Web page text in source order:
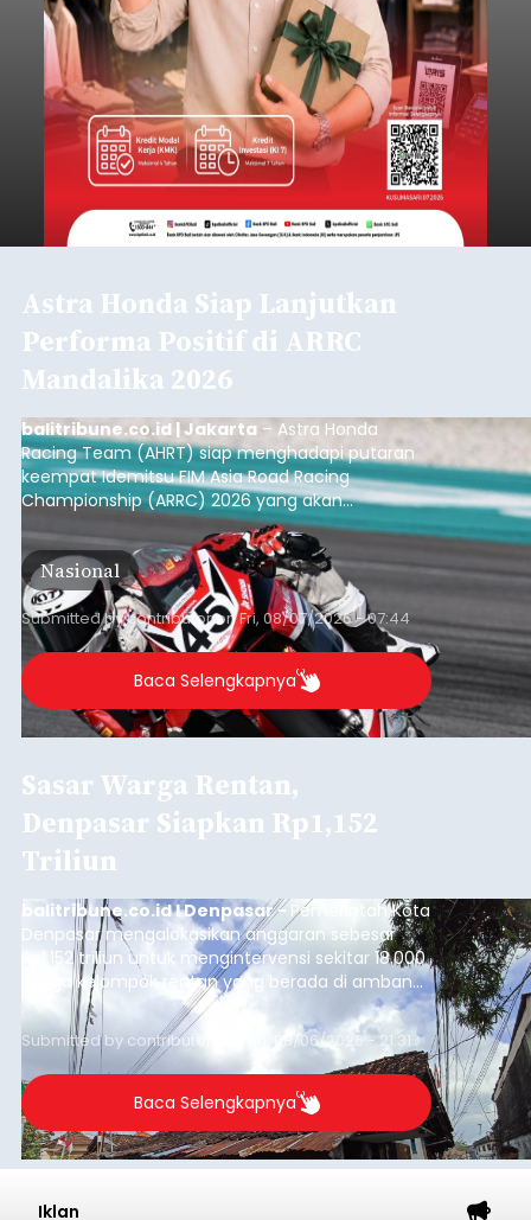
Astra Honda Siap Lanjutkan
Performa Positif di ARRC
Mandalika 2026
balitribune.co.id | Jakarta – Astra Honda
Racing Team (AHRT) siap menghadapi putaran
keempat Idemitsu FIM Asia Road Racing
Championship (ARRC) 2026 yang akan
berlangsung di Pertamina Mandalika
International Circuit, Lombok, Nusa Tenggara
Barat, pada 7–9 Agustus 2026.
Nasional
Submitted bycontributoronFri, 08/07/2026 - 07:44
Baca Selengkapnya
Sasar Warga Rentan,
Denpasar Siapkan Rp1,152
Triliun
balitribune.co.id I Denpasar - Pemerintah Kota
Denpasar mengalokasikan anggaran sebesar
Rp1,152 triliun untuk mengintervensi sekitar 18.000
warga kelompok rentan yang berada di ambang
garis kemiskinan. Langkah strategis ini diambil
guna menjaga masyarakat yang berada pada
kelompok desil 5 dan 6 tersebut agar tidak
merosot ke kategori miskin.
Submitted by contributor Thu, 08/06/2026 - 21:31
Baca Selengkapnya
Iklan